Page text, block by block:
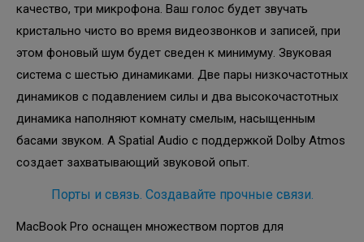
качество, три микрофона. Ваш голос будет звучать
кристально чисто во время видеозвонков и записей, при
этом фоновый шум будет сведен к минимуму. Звуковая
система с шестью динамиками. Две пары низкочастотных
динамиков с подавлением силы и два высокочастотных
динамика наполняют комнату смелым, насыщенным
басами звуком. А Spatial Audio с поддержкой Dolby Atmos
создает захватывающий звуковой опыт.
Порты и связь. Создавайте прочные связи.
MacBook Pro оснащен множеством портов для